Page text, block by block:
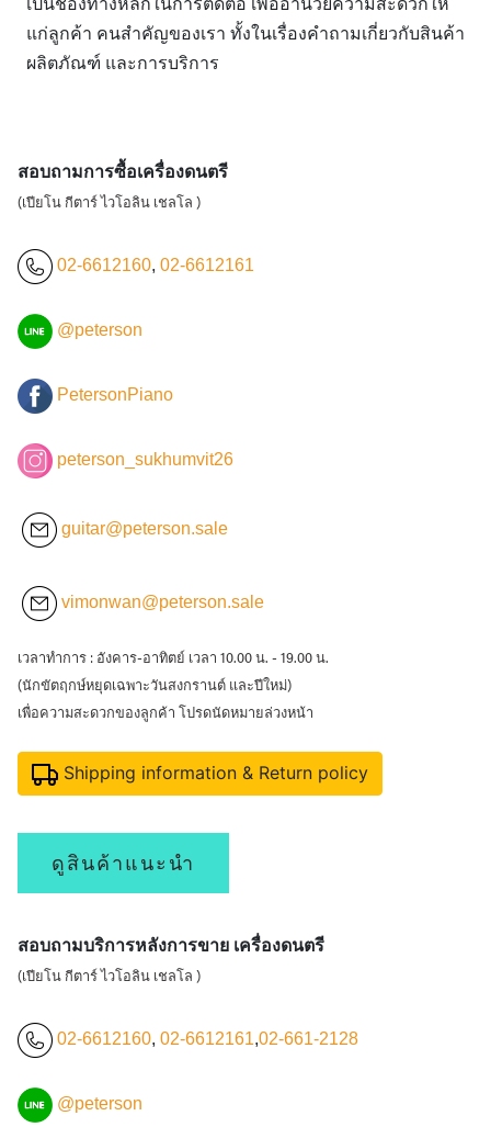
เป็นช่องทางหลักในการติดต่อ เพื่ออำนวยความสะดวกให้
แก่ลูกค้า คนสำคัญของเรา ทั้งในเรื่องคำถามเกี่ยวกับสินค้า
ผลิตภัณฑ์ และการบริการ
สอบถามการซื้อเครื่องดนตรี
(เปียโน กีตาร์ ไวโอลิน เชลโล )
02-6612160, 02-6612161
@peterson
PetersonPiano
peterson_sukhumvit26
guitar@peterson.sale
vimonwan@peterson.sale
เวลาทำการ : อังคาร-อาทิตย์ เวลา 10.00 น. - 19.00 น.
(นักขัตฤกษ์หยุดเฉพาะวันสงกรานต์ และปีใหม่)
เพื่อความสะดวกของลูกค้า โปรดนัดหมายล่วงหน้า
Shipping information & Return policy
ดูสินค้าแนะนำ
สอบถามบริการหลังการขาย เครื่องดนตรี
(เปียโน กีตาร์ ไวโอลิน เชลโล )
02-6612160, 02-6612161,02-661-2128
@peterson